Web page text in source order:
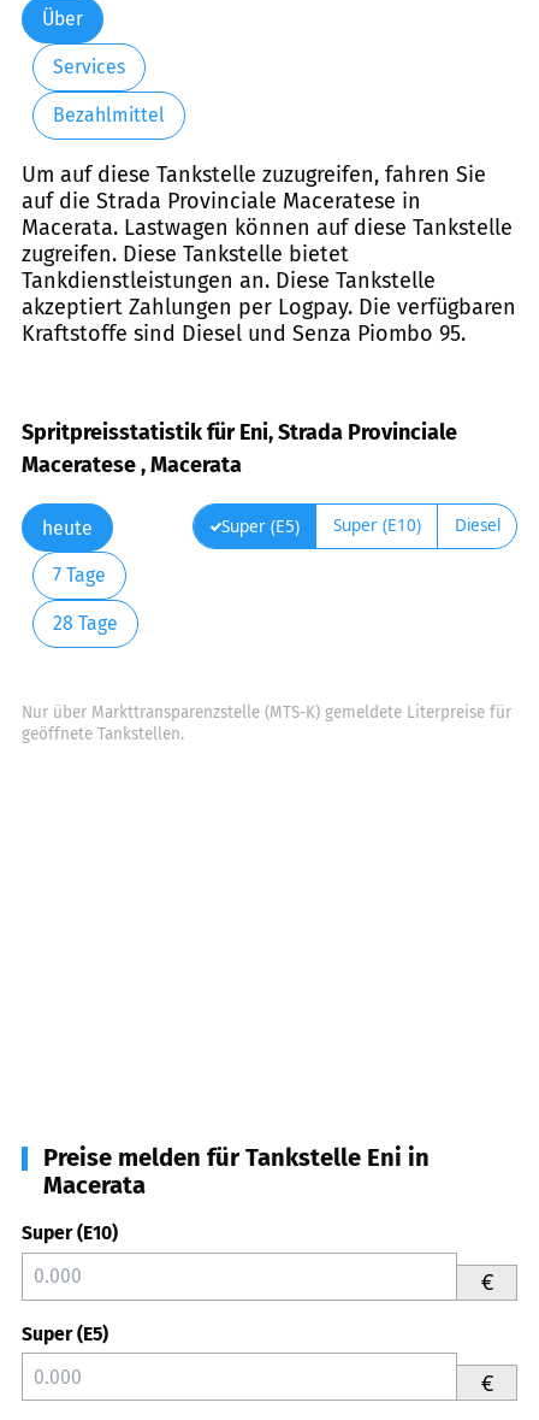
Über
Services
Bezahlmittel
Um auf diese Tankstelle zuzugreifen, fahren Sie
auf die Strada Provinciale Maceratese in
Macerata. Lastwagen können auf diese Tankstelle
zugreifen. Diese Tankstelle bietet
Tankdienstleistungen an. Diese Tankstelle
akzeptiert Zahlungen per Logpay. Die verfügbaren
Kraftstoffe sind Diesel und Senza Piombo 95.
Spritpreisstatistik für Eni, Strada Provinciale
Maceratese , Macerata
heute
7 Tage
28 Tage
Super (E5) Super (E10) Diesel
Nur über Markttransparenzstelle (MTS-K) gemeldete Literpreise für
geöffnete Tankstellen.
Preise melden für Tankstelle Eni in
Macerata
Super (E10)
€
Super (E5)
€